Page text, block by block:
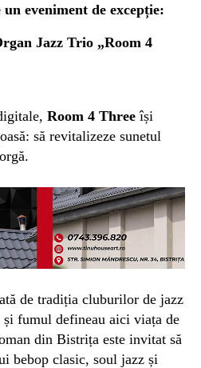
eveniment de excepție:
Jazz Trio „Room 4
Room 4 Three își
să revitalizeze sunetul
de tradiția cluburilor de jazz
fumul defineau aici viața de
din Bistrița este invitat să
bebop clasic, soul jazz și